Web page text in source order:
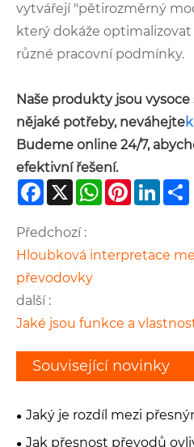
vytvářejí "pětirozměrný
který dokáže
různé pracovní podmínky.
Naše produkty jsou
nějaké potřeby, neváhejte
Budeme online 24/7,
efektivní řešení.
Facebook
X WhatsApp
Pinterest
Předchozí :
Hloubková interpretace
převodovky
další :
Jaké jsou funkce a
Související novinky
Jaký je rozdíl mezi
ozubenými koly a čelními
Jak přesnost převodů